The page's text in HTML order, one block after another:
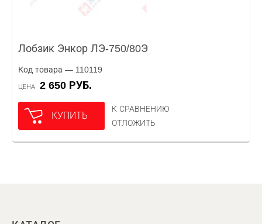
Лобзик Энкор ЛЭ-750/80Э
Код товара — 110119
ЦЕНА 2 650 РУБ.
КУПИТЬ
К СРАВНЕНИЮ
ОТЛОЖИТЬ